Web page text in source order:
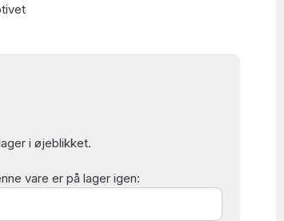
i øjeblikket.
vare er på lager igen: